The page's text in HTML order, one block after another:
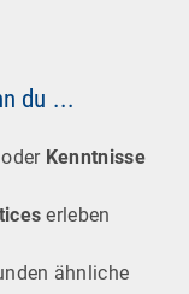
du ...
Kenntnisse
erleben
ähnliche